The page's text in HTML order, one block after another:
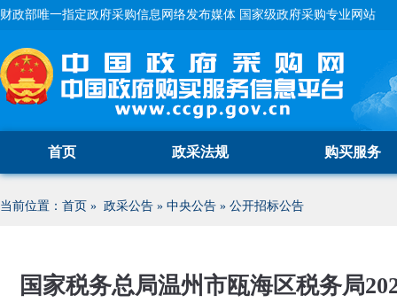
财政部唯一指定政府采购信息网络发布媒体 国家级政府采购专业网站
首页 政采法规 购买服务
当前位置： 首页 » 政采公告 » 中央公告 » 公开招标公告
国家税务总局温州市瓯海区税务局